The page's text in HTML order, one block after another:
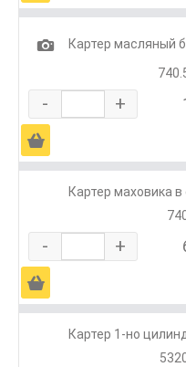
1
Картер масляный
- +
Ä
Картер маховика
- +
Ä
Картер 1-но